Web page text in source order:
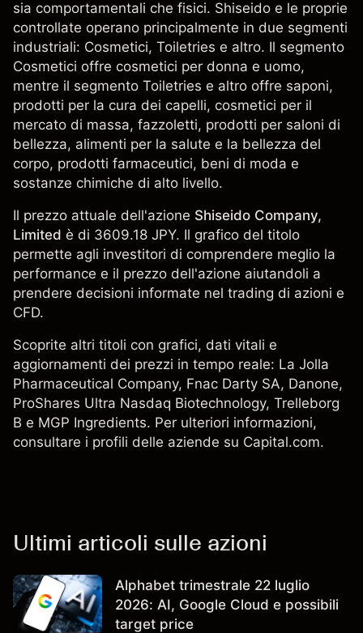
sia comportamentali che fisici. Shiseido e le proprie
controllate operano principalmente in due segmenti
industriali: Cosmetici, Toiletries e altro. Il segmento
Cosmetici offre cosmetici per donna e uomo,
mentre il segmento Toiletries e altro offre saponi,
prodotti per la cura dei capelli, cosmetici per il
mercato di massa, fazzoletti, prodotti per saloni di
bellezza, alimenti per la salute e la bellezza del
corpo, prodotti farmaceutici, beni di moda e
sostanze chimiche di alto livello.
Il prezzo attuale dell'azione Shiseido Company,
Limited è di 3609.18 JPY. Il grafico del titolo
permette agli investitori di comprendere meglio la
performance e il prezzo dell'azione aiutandoli a
prendere decisioni informate nel trading di azioni e
CFD.
Scoprite altri titoli con grafici, dati vitali e
aggiornamenti dei prezzi in tempo reale: La Jolla
Pharmaceutical Company, Fnac Darty SA, Danone,
ProShares Ultra Nasdaq Biotechnology, Trelleborg
B e MGP Ingredients. Per ulteriori informazioni,
consultare i profili delle aziende su Capital.com.
Ultimi articoli sulle azioni
Alphabet trimestrale 22 luglio
2026: AI, Google Cloud e possibili
target price